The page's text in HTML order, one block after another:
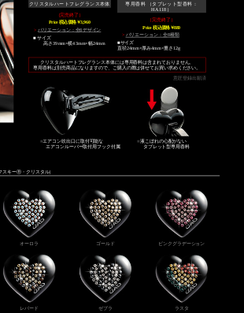
クリスタルハートフレグランス本体
（完売終了）
Price税込価格￥3,960
> バリエーション：全8デザイン
■ サイズ
高さ39mm×横43mm×幅24mm
専用香料 （タブレット型香料：
HA118）
（完売終了）
Price税込価格￥880
> バリエーション：全8種類
■サイズ
直径24mm×厚み4mm×重さ12g
クリスタルハートフレグランス本体には専用香料は含まれておりません。
専用香料は別売商品になりますので、ご購入の際は併せてお買い求めください。
意匠登録出願済
■エアコン吹出口に取付可能な
エアコンルーバー取付用フック付属
■液こぼれの心配がない
タブレット型専用香料
スキーⓇ・クリスタル）
オーロラ
レパード
ゴールド
ゼブラ
ピンクグラデーション
ラスタ